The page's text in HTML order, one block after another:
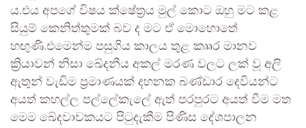
ය.එය අපගේ විෂය ක්ෂේත්‍රය මුල් කොට ඔහු මට කළ
සියුම් කෙනිත්තුමක් බව ද මට ඒ මොහොතේ
හඟුණි.එමෙන්ම පසුගිය කාලය තුළ කෲර මානව
ක්‍රියාවන් නිසා ඛේදනීය අකල් මරණ වලට ලක් වූ අලි
ඇතුන් වැඩිම ප්‍රමාණයක් දහනක බණ්ඩාර දෙවියන්ට
අයත් කහල්ල පල්ලේකැලේ ඇත් පරපුරට අයත් වීම මත
මෙම ඛේදවාචකයට පිටුදැකීම පිණිස දේශපාලන